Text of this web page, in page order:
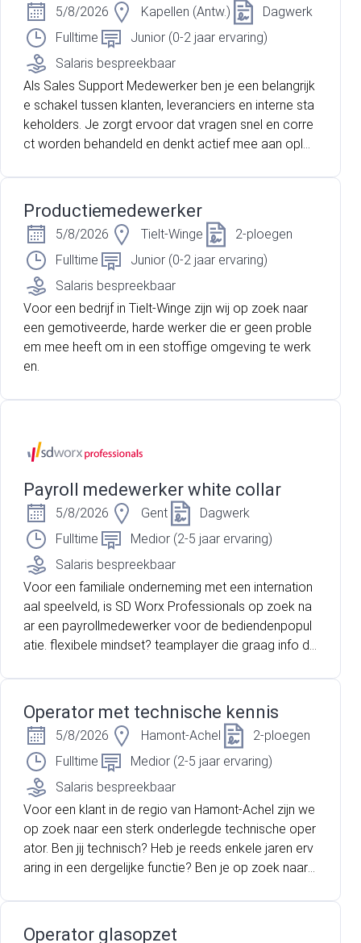
5/8/2026 Kapellen (Antw.)
Dagwerk
Fulltime
Junior (0-2 jaar ervaring)
Salaris bespreekbaar
Als Sales Support Medewerker ben je een belangrijk
e schakel tussen klanten, leveranciers en interne sta
keholders. Je zorgt ervoor dat vragen snel en corre
ct worden behandeld en denkt actief mee aan oplos
e uitdaging als Sales Support Medewerker? Sollicite
er vandaag nog, we ontmoeten je graag!
Productiemedewerker
5/8/2026 Tielt-Winge
2-ploegen
Fulltime
Junior (0-2 jaar ervaring)
Salaris bespreekbaar
Voor een bedrijf in Tielt-Winge zijn wij op zoek naar
een gemotiveerde, harde werker die er geen proble
em mee heeft om in een stoffige omgeving te werk
en.
Payroll medewerker white collar
5/8/2026 Gent
Dagwerk
Fulltime
Medior (2-5 jaar ervaring)
Salaris bespreekbaar
Voor een familiale onderneming met een internation
aal speelveld, is SD Worx Professionals op zoek na
ar een payrollmedewerker voor de bediendenpopul
atie. flexibele mindset? teamplayer die graag info de
mor? ervaring in payroll voor bedienden? Lees dan z
eker verder!
Operator met technische kennis
5/8/2026 Hamont-Achel
2-ploegen
Fulltime
Medior (2-5 jaar ervaring)
Salaris bespreekbaar
Voor een klant in de regio van Hamont-Achel zijn we
op zoek naar een sterk onderlegde technische oper
ator. Ben jij technisch? Heb je reeds enkele jaren erv
aring in een dergelijke functie? Ben je op zoek naar
dan snel verder want wellicht hebben we de juiste uit
daging voor jou!
Operator glasopzet